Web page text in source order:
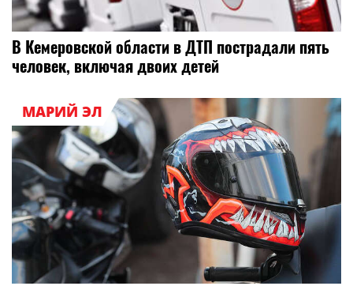
В Кемеровской области в ДТП пострадали пять
человек, включая двоих детей
МАРИЙ ЭЛ